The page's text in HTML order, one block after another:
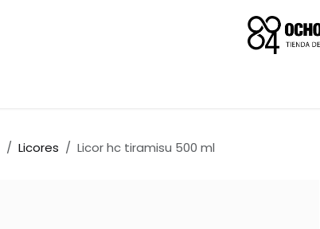
Licores Licor hc tiramisu 500 ml